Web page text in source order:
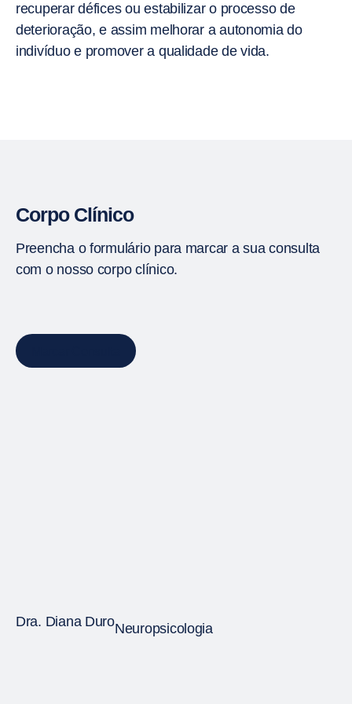
recuperar défices ou estabilizar o processo de
deterioração, e assim melhorar a autonomia do
indivíduo e promover a qualidade de vida.
Corpo Clínico
Preencha o formulário para marcar a sua consulta
com o nosso corpo clínico.
Dra. Diana DuroNeuropsicologia